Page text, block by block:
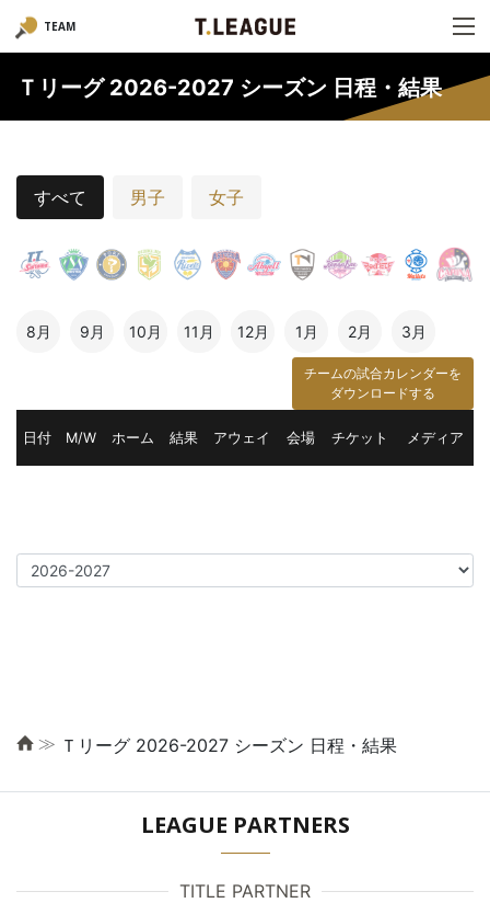
TEAM
Ｔリーグ 2026-2027 シーズン 日程・結果
すべて 男子 女子
8月 9月 10月 11月 12月 1月 2月 3月
チームの試合カレンダーを
ダウンロードする
日付 M/W ホーム 結果 アウェイ 会場 チケット メディア
≫ Ｔリーグ 2026-2027 シーズン 日程・結果
LEAGUE PARTNERS
TITLE PARTNER